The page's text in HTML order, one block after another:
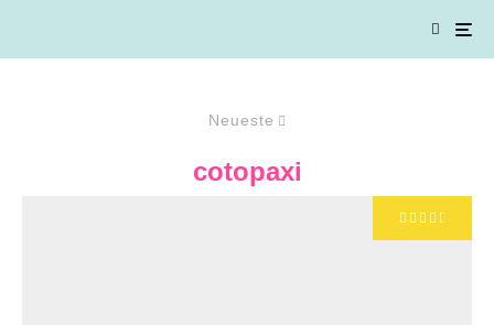
Neueste
cotopaxi